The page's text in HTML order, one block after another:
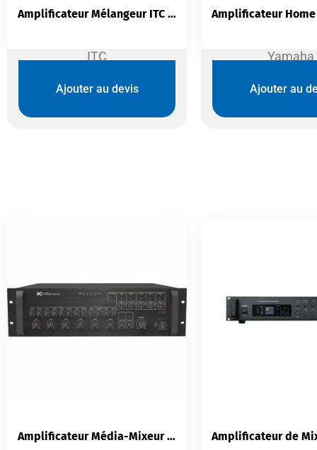
ITC
Amplificateur Mélangeur ITC TI-240Z | 6 Zones 240W | USB Bluetooth
Ajouter au devis
Yamaha
Ajouter au
Amplificateur Média-Mixeur ITC TI-120S | 120W 5 Zones Rack 3U